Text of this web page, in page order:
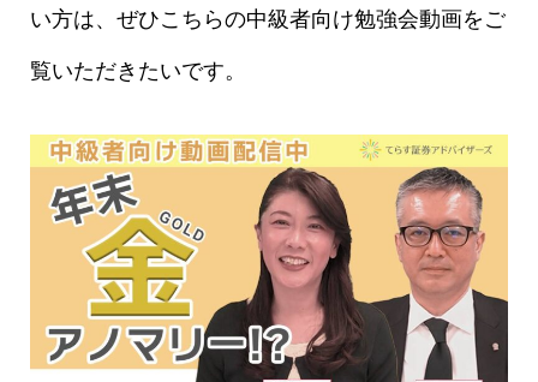
い方は、ぜひこちらの中級者向け勉強会動画をご
覧いただきたいです。